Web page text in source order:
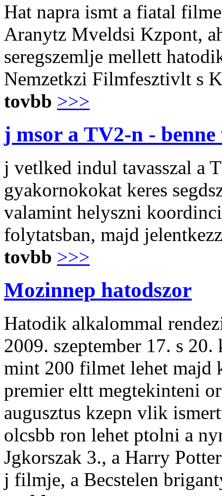
Hat napra ismt a fiatal
Aranytz Mveldsi Kzpont,
seregszemlje mellett
Nemzetkzi Filmfesztivlt s
tovbb >>>
j msor a TV2-n - benne
j vetlked indul tavasszal a
gyakornokokat keres
valamint helyszni
folytatsban, majd
tovbb >>>
Mozinnep hatodszor
Hatodik alkalommal
2009. szeptember 17. s
mint 200 filmet lehet majd
premier eltt megtekinteni
augusztus kzepn vlik
olcsbb ron lehet ptolni a
Jgkorszak 3., a Harry
j filmje, a Becstelen